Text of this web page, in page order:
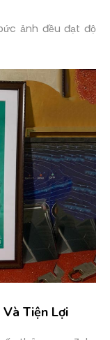
ảnh đều đạt độ
Tiện Lợi